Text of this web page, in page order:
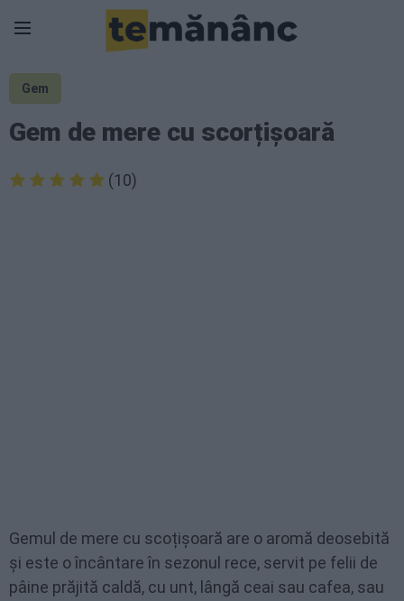
Gem
Gem de mere cu scorțișoară
(10)
Gemul de mere cu scoțișoară are o aromă deosebită
și este o încântare în sezonul rece, servit pe felii de
pâine prăjită caldă, cu unt, lângă ceai sau cafea, sau